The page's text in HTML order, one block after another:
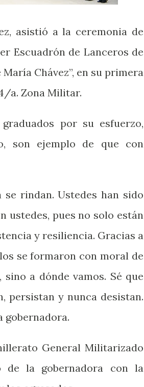
asistió a la ceremonia de
Escuadrón de Lanceros de
Chávez”, en su primera
a. Zona Militar.
por su esfuerzo,
son ejemplo de que con
se rindan. Ustedes han sido
ustedes, pues no solo están
y resiliencia. Gracias a
se formaron con moral de
a dónde vamos. Sé que
persistan y nunca desistan.
gobernadora.
General Militarizado
de la gobernadora con la